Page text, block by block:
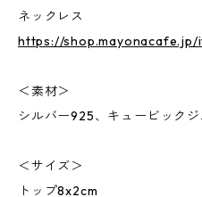
ネックレス
https://shop.mayonacafe.jp/
＜素材＞
シルバー925、キュービック
＜サイズ＞
トップ8x2cm